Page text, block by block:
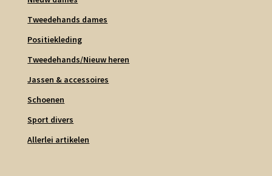
Tweedehands dames
Positiekleding
Tweedehands/Nieuw heren
Jassen & accessoires
Schoenen
Sport divers
Allerlei artikelen